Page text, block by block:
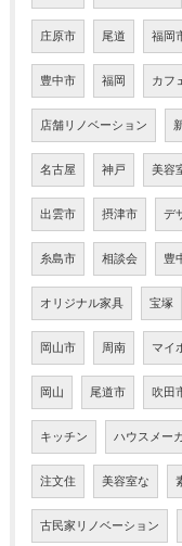
庄原市 尾道 福岡
豊中市 福岡 カフ
店舗リノベーション
名古屋 神戸 美容
出雲市 摂津市 デ
糸島市 相談会 豊
オリジナル家具 宝塚
岡山市 周南 マイ
岡山 尾道市 吹田
キッチン ハウスメー
注文住 美容室な
古民家リノベーション